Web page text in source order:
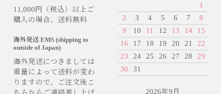
11,000円（税込）以上ご
購入の場合、送料無料
海外発送 EMS (shipping to
outside of Japan)
海外発送につきましては
重量によって送料が変わ
りますので、ご注文後こ
ちらからご連絡差し上げ
1
2
3 4 5 6 7
8
9
10 11 12 13 14
15
16
17 18 19 20 21
22
23
24 25 26 27 28
29
30
31
2026年9月